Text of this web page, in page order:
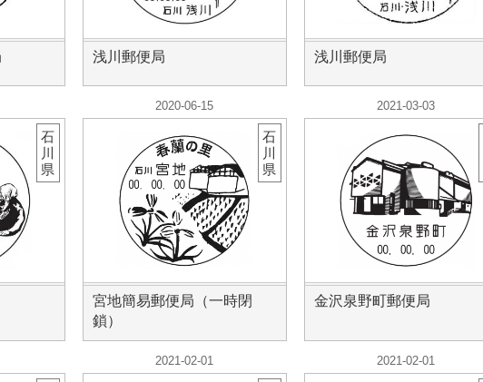
浅川郵便局 浅川郵便局
石
川
県
2020-06-15
宮地簡易郵便局（一時閉
鎖）
石
川
県
2021-03-03
金沢泉野町郵便局
2021-02-01 2021-02-01